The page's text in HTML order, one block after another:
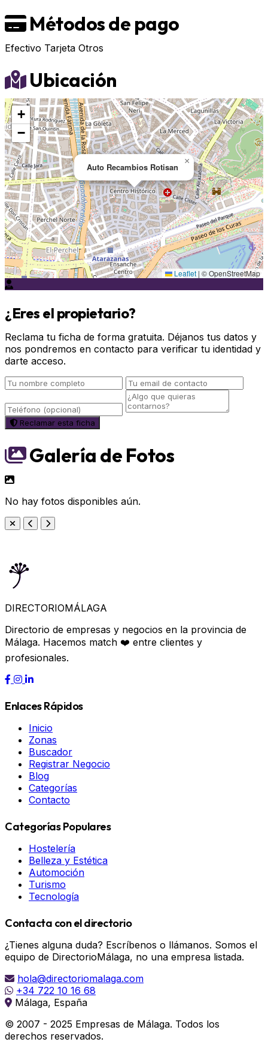
Métodos de pago
Efectivo Tarjeta Otros
Ubicación
Auto Recambios Rotisan
×
+
−
Leaflet | © OpenStreetMap
¿Eres el propietario?
Reclama tu ficha de forma gratuita. Déjanos tus datos y
nos pondremos en contacto para verificar tu identidad y
darte acceso.
Reclamar esta ficha
Galería de Fotos
No hay fotos disponibles aún.
DIRECTORIOMÁLAGA
Directorio de empresas y negocios en la provincia de
Málaga. Hacemos match ❤️ entre clientes y
profesionales.
Enlaces Rápidos
Inicio
Zonas
Buscador
Registrar Negocio
Blog
Categorías
Contacto
Categorías Populares
Hostelería
Belleza y Estética
Automoción
Turismo
Tecnología
Contacta con el directorio
¿Tienes alguna duda? Escríbenos o llámanos. Somos el
equipo de DirectorioMálaga, no una empresa listada.
hola@directoriomalaga.com
+34 722 10 16 68
Málaga, España
© 2007 - 2025 Empresas de Málaga. Todos los
derechos reservados.